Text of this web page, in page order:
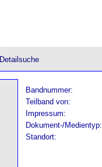
Detailsuche
Bandnummer:
Teilband von:
Impressum:
Dokument-/Medientyp:
Standort: